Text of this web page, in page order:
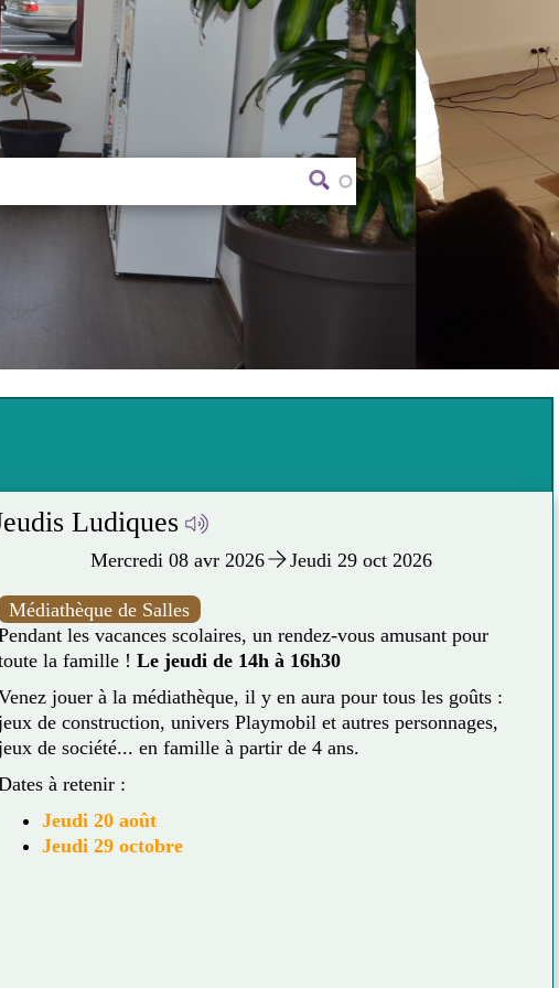
Soirée jeux
Mercredi 22 avr 2026
Vendredi 20 nov 2026
Un moment de convivialité autour de la découverte des
nouveautés ludiques : jeux d'ambiance, jeux de stratégie, jeux
d'enquête et bien d'autres surprises encore.
En famille à partir de 8 ans.
Les vendredis de 20h à 23h en accès libre !
Les prochains rendez-vous :
Vendredi 25 septembre
Vendredi 20 novembre